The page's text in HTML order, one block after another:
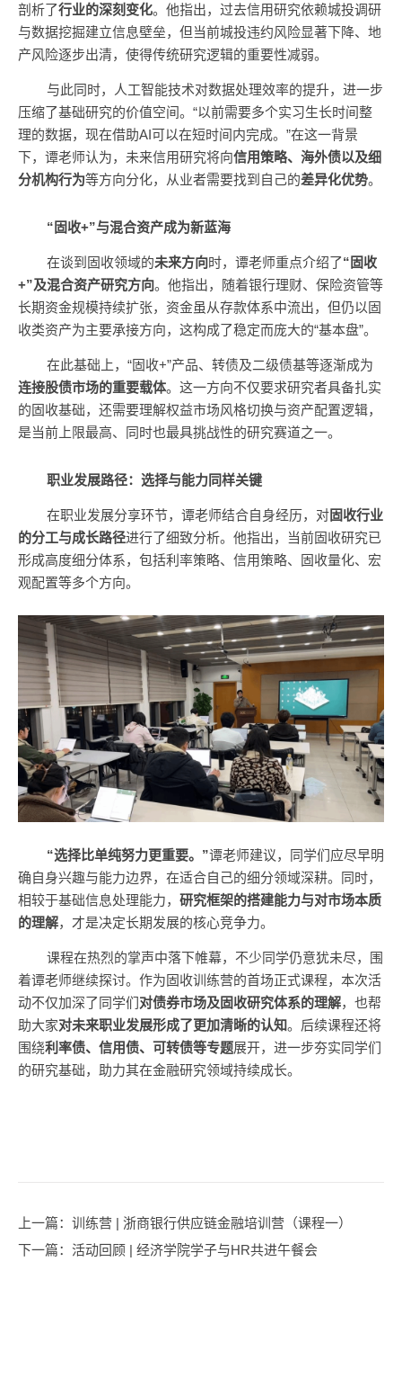
剖析了行业的深刻变化。他指出，过去信用研究依赖城投调研
与数据挖掘建立信息壁垒，但当前城投违约风险显著下降、地
产风险逐步出清，使得传统研究逻辑的重要性减弱。
与此同时，人工智能技术对数据处理效率的提升，进一步
压缩了基础研究的价值空间。“以前需要多个实习生长时间整
理的数据，现在借助AI可以在短时间内完成。”在这一背景
下，谭老师认为，未来信用研究将向信用策略、海外债以及细
分机构行为等方向分化，从业者需要找到自己的差异化优势。
“固收+”与混合资产成为新蓝海
在谈到固收领域的未来方向时，谭老师重点介绍了“固收
+”及混合资产研究方向。他指出，随着银行理财、保险资管等
长期资金规模持续扩张，资金虽从存款体系中流出，但仍以固
收类资产为主要承接方向，这构成了稳定而庞大的“基本盘”。
在此基础上，“固收+”产品、转债及二级债基等逐渐成为
连接股债市场的重要载体。这一方向不仅要求研究者具备扎实
的固收基础，还需要理解权益市场风格切换与资产配置逻辑，
是当前上限最高、同时也最具挑战性的研究赛道之一。
职业发展路径：选择与能力同样关键
在职业发展分享环节，谭老师结合自身经历，对固收行业
的分工与成长路径进行了细致分析。他指出，当前固收研究已
形成高度细分体系，包括利率策略、信用策略、固收量化、宏
观配置等多个方向。
“选择比单纯努力更重要。”谭老师建议，同学们应尽早明
确自身兴趣与能力边界，在适合自己的细分领域深耕。同时，
相较于基础信息处理能力， 研究框架的搭建能力与对市场本质
的理解，才是决定长期发展的核心竞争力。
课程在热烈的掌声中落下帷幕，不少同学仍意犹未尽，围
着谭老师继续探讨。作为固收训练营的首场正式课程，本次活
动不仅加深了同学们对债券市场及固收研究体系的理解，也帮
助大家对未来职业发展形成了更加清晰的认知。后续课程还将
围绕利率债、信用债、可转债等专题展开，进一步夯实同学们
的研究基础，助力其在金融研究领域持续成长。
上一篇：训练营 | 浙商银行供应链金融培训营（课程一）
下一篇：活动回顾 | 经济学院学子与HR共进午餐会